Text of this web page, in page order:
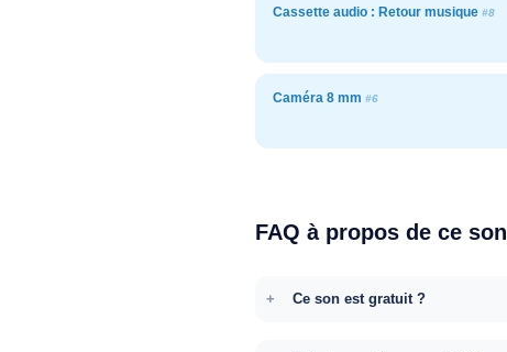
Cassette audio : Retour musique #8
Caméra 8 mm #6
FAQ à propos de ce son
Ce son est gratuit ?